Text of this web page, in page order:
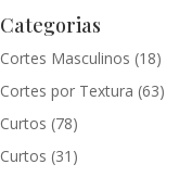
Categorias
Cortes Masculinos (18)
Cortes por Textura (63)
Curtos (78)
Curtos (31)